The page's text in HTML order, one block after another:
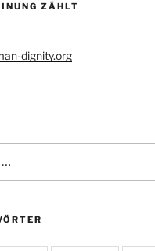
ZÄHLT
dignity.org